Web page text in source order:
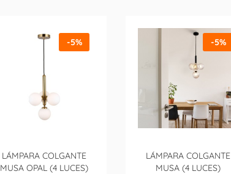
LÁMPARA COLGANTE
MUSA OPAL (4 LUCES)
-5%
LÁMPARA COLGANTE
MUSA (4 LUCES)
-5%